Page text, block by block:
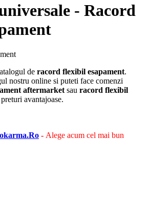
- Racord
de racord flexibil esapament.
nostru online si puteti face comenzi
aftermarketsau racord flexibil
avantajoase.
- Alege acum cel mai bun